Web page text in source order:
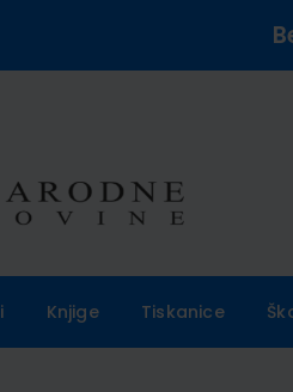
Knjige Tiskanice